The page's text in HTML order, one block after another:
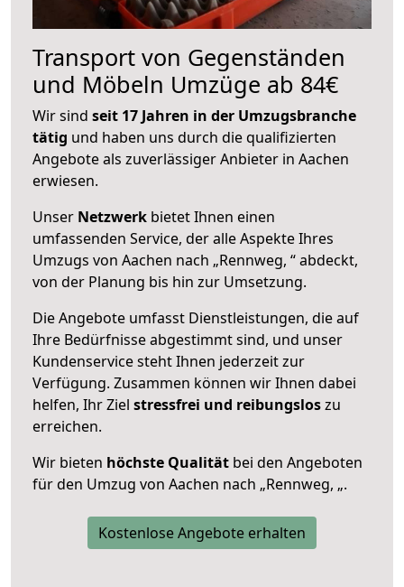
Transport von Gegenständen
und Möbeln Umzüge ab 84€
Wir sind seit 17 Jahren in der Umzugsbranche
tätig und haben uns durch die qualifizierten
Angebote als zuverlässiger Anbieter in Aachen
erwiesen.
Unser Netzwerk bietet Ihnen einen
umfassenden Service, der alle Aspekte Ihres
Umzugs von Aachen nach „Rennweg, “ abdeckt,
von der Planung bis hin zur Umsetzung.
Die Angebote umfasst Dienstleistungen, die auf
Ihre Bedürfnisse abgestimmt sind, und unser
Kundenservice steht Ihnen jederzeit zur
Verfügung. Zusammen können wir Ihnen dabei
helfen, Ihr Ziel stressfrei und reibungsloszu
erreichen.
Wir bieten höchste Qualität bei den Angeboten
für den Umzug von Aachen nach „Rennweg, „.
Kostenlose Angebote erhalten